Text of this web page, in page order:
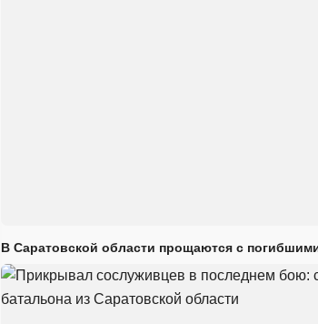
В Саратовской области прощаются с